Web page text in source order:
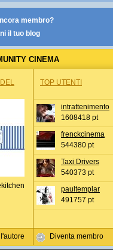
membro?
il tuo blog
CINEMA
TOP UTENTI
intrattenimento
1608418 pt
frenckcinema
544380 pt
Taxi Drivers
540373 pt
paultemplar
491757 pt
Diventa membro